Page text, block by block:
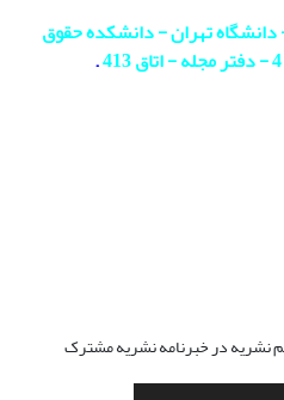
دانشگاه تهران - دانشکده حقوق
.
نشریه در خبرنامه نشریه مشترک